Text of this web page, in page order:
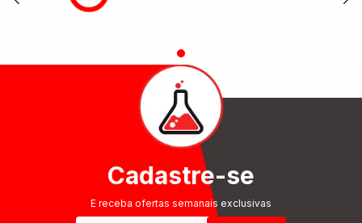
Cadastre-se
E receba ofertas semanais exclusivas